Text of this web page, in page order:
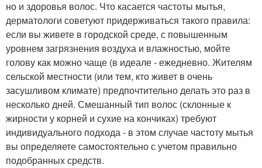
но и здоровья волос. Что касается частоты мытья,
дерматологи советуют придерживаться такого правила:
если вы живете в городской среде, с повышенным
уровнем загрязнения воздуха и влажностью, мойте
голову как можно чаще (в идеале - ежедневно. Жителям
сельской местности (или тем, кто живет в очень
засушливом климате) предпочтительно делать это раз в
несколько дней. Смешанный тип волос (склонные к
жирности у корней и сухие на кончиках) требуют
индивидуального подхода - в этом случае частоту мытья
вы определяете самостоятельно с учетом правильно
подобранных средств.